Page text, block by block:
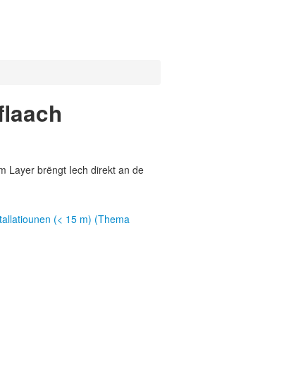
Layer brëngt Iech direkt an de
(< 15 m) (Thema